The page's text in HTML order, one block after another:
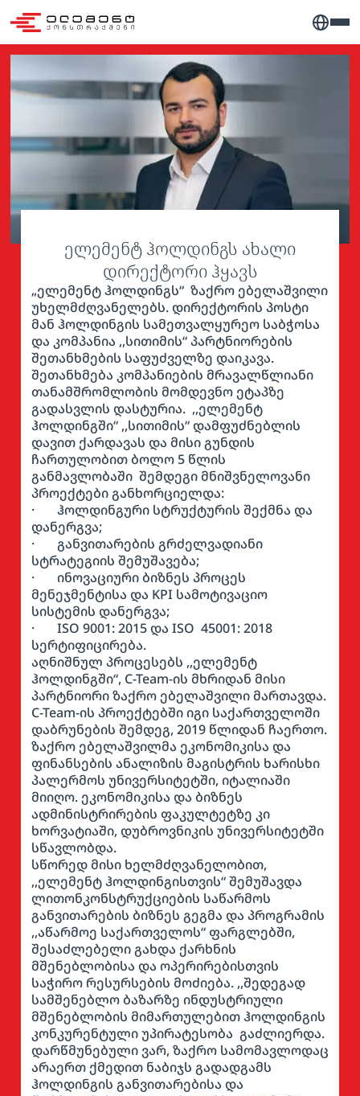
ელემენტ ჰოლდინგს ახალი
დირექტორი ჰყავს
„ელემენტ ჰოლდინგს“ ზაქრო ებელაშვილი
უხელმძღვანელებს. დირექტორის პოსტი
მან ჰოლდინგის სამეთვალყურეო საბჭოსა
და კომპანია ,,სითიმის“ პარტნიორების
შეთანხმების საფუძველზე დაიკავა.
შეთანხმება კომპანიების მრავალწლიანი
თანამშრომლობის მომდევნო ეტაპზე
გადასვლის დასტურია. ,,ელემენტ
ჰოლდინგში“ ,,სითიმის“ დამფუძნებლის
დავით ქარდავას და მისი გუნდის
ჩართულობით ბოლო 5 წლის
განმავლობაში შემდეგი მნიშვნელოვანი
პროექტები განხორციელდა:
· ჰოლდინგური სტრუქტურის შექმნა და
დანერგვა;
· განვითარების გრძელვადიანი
სტრატეგიის შემუშავება;
· ინოვაციური ბიზნეს პროცეს
მენეჯმენტისა და KPI სამოტივაციო
სისტემის დანერგვა;
· ISO 9001: 2015 და ISO 45001: 2018
სერტიფიცირება.
აღნიშნულ პროცესებს ,,ელემენტ
ჰოლდინგში“, C-Team-ის მხრიდან მისი
პარტნიორი ზაქრო ებელაშვილი მართავდა.
C-Team-ის პროექტებში იგი საქართველოში
დაბრუნების შემდეგ, 2019 წლიდან ჩაერთო.
ზაქრო ებელაშვილმა ეკონომიკისა და
ფინანსების ანალიზის მაგისტრის ხარისხი
პალერმოს უნივერსიტეტში, იტალიაში
მიიღო. ეკონომიკისა და ბიზნეს
ადმინისტრირების ფაკულტეტზე კი
ხორვატიაში, დუბროვნიკის უნივერსიტეტში
სწავლობდა.
სწორედ მისი ხელმძღვანელობით,
,,ელემენტ ჰოლდინგისთვის“ შემუშავდა
ლითონკონსტრუქციების საწარმოს
განვითარების ბიზნეს გეგმა და პროგრამის
,,აწარმოე საქართველოს“ ფარგლებში,
შესაძლებელი გახდა ქარხნის
მშენებლობისა და ოპერირებისთვის
საჭირო რესურსების მოძიება. ,,შედეგად
სამშენებლო ბაზარზე ინდუსტრიული
მშენებლობის მიმართულებით ჰოლდინგის
კონკურენტული უპირატესობა გაძლიერდა.
დარწმუნებული ვარ, ზაქრო სამომავლოდაც
არაერთ ქმედით ნაბიჯს გადადგამს
ჰოლდინგის განვითარებისა და